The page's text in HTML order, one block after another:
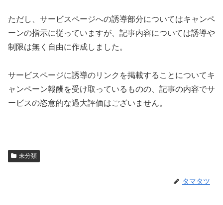
ただし、サービスページへの誘導部分についてはキャンペ
ーンの指示に従っていますが、記事内容については誘導や
制限は無く自由に作成しました。
サービスページに誘導のリンクを掲載することについてキ
ャンペーン報酬を受け取っているものの、記事の内容でサ
ービスの恣意的な過大評価はございません。
未分類
タマタツ